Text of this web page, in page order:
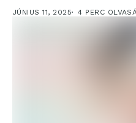
JÚNIUS 11, 2025 4 PERC